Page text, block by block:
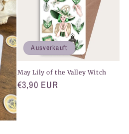
Ausverkauft
May Lily of the Valley Witch
Normaler
€3,90 EUR